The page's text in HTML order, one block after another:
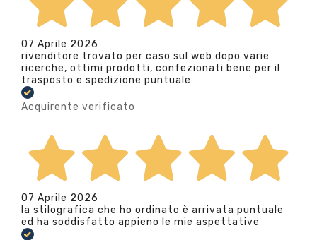
07 Aprile 2026
rivenditore trovato per caso sul web dopo varie
ricerche, ottimi prodotti, confezionati bene per il
trasposto e spedizione puntuale
Acquirente verificato
07 Aprile 2026
la stilografica che ho ordinato è arrivata puntuale
ed ha soddisfatto appieno le mie aspettative